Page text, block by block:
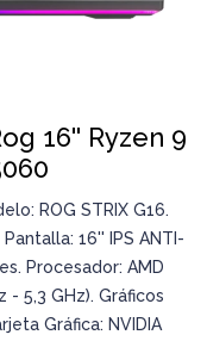
16'' Ryzen 9
ROG STRIX G16.
16'' IPS ANTI-
Procesador: AMD
- 5,3 GHz). Gráficos
Gráfica: NVIDIA